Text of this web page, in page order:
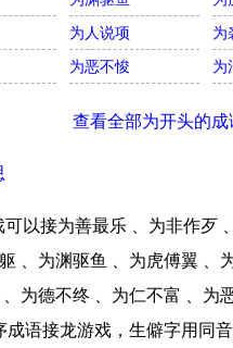
为人说项
为
为恶不悛 为
查看全部为开头的成
以接为善最乐 、为非作歹
、为渊驱鱼 、为虎傅翼 、
为德不终 、为仁不富 、为
语接龙游戏，生僻字用同